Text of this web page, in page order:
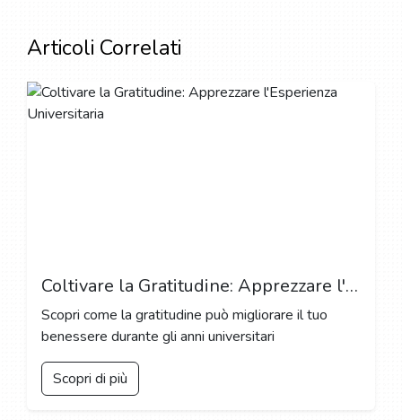
Articoli Correlati
Coltivare la Gratitudine: Apprezzare l'Esperienza Universitaria
Scopri come la gratitudine può migliorare il tuo
benessere durante gli anni universitari
Scopri di più